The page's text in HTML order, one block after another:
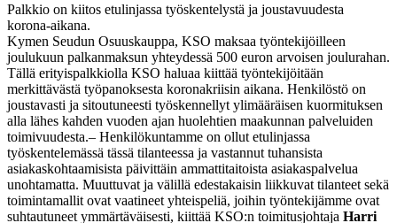
Palkkio on kiitos etulinjassa työskentelystä ja joustavuudesta
korona-aikana.
Kymen Seudun Osuuskauppa, KSO maksaa työntekijöilleen
joulukuun palkanmaksun yhteydessä 500 euron arvoisen joulurahan.
Tällä erityispalkkiolla KSO haluaa kiittää työntekijöitään
merkittävästä työpanoksesta koronakriisin aikana. Henkilöstö on
joustavasti ja sitoutuneesti työskennellyt ylimääräisen kuormituksen
alla lähes kahden vuoden ajan huolehtien maakunnan palveluiden
toimivuudesta.– Henkilökuntamme on ollut etulinjassa
työskentelemässä tässä tilanteessa ja vastannut tuhansista
asiakaskohtaamisista päivittäin ammattitaitoista asiakaspalvelua
unohtamatta. Muuttuvat ja välillä edestakaisin liikkuvat tilanteet sekä
toimintamallit ovat vaatineet yhteispeliä, joihin työntekijämme ovat
suhtautuneet ymmärtäväisesti, kiittää KSO:n toimitusjohtaja Harri